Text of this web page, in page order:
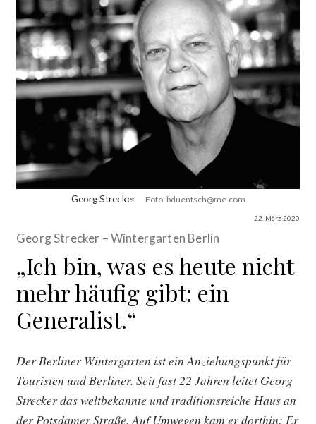
Georg Strecker Foto: bduentsch@me.com
22. März 2020
Georg Strecker – Wintergarten Berlin
„Ich bin, was es heute nicht
mehr häufig gibt: ein
Generalist.“
Der Berliner Wintergarten ist ein Anziehungspunkt für
Touristen und Berliner. Seit fast 22 Jahren leitet Georg
Strecker das weltbekannte und traditionsreiche Haus an
der Potsdamer Straße. Auf Umwegen kam er dorthin: Er